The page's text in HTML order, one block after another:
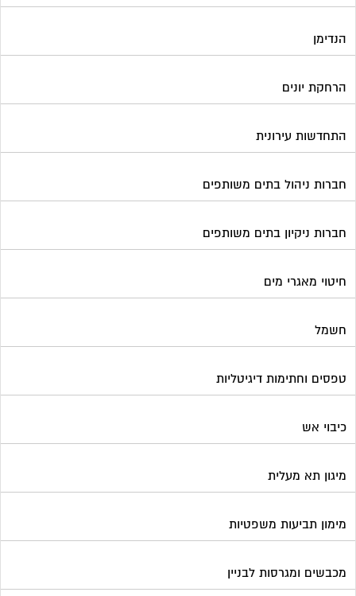
הנדימן
הרחקת יונים
התחדשות עירונית
חברות ניהול בתים משותפים
חברות ניקיון בתים משותפים
חיטוי מאגרי מים
חשמל
טפסים וחתימות דיגיטליות
כיבוי אש
מיגון תא מעלית
מימון תביעות משפטיות
מכבשים ומגרסות לבניין